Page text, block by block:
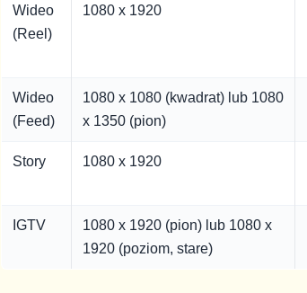
Wideo
(Reel)
1080 x 1920
Wideo
(Feed)
1080 x 1080 (kwadrat) lub 1080
x 1350 (pion)
Story 1080 x 1920
IGTV
1080 x 1920 (pion) lub 1080 x
1920 (poziom, stare)